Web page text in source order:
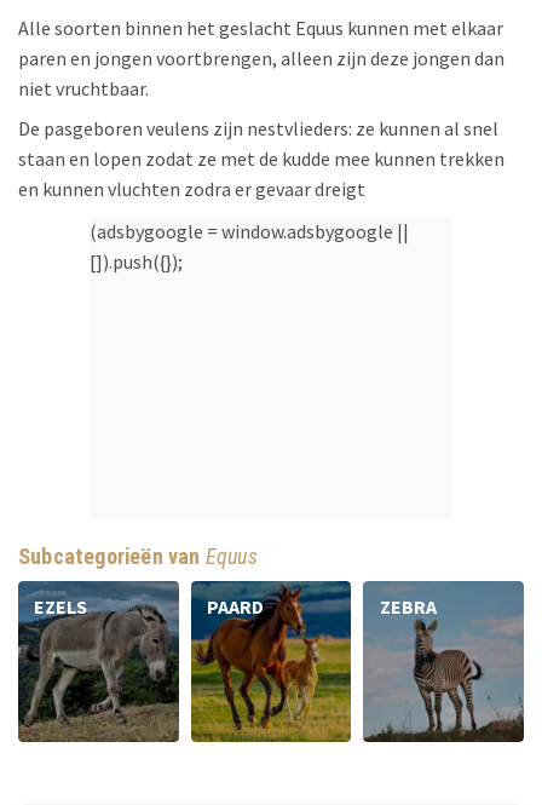
Alle soorten binnen het geslacht Equus kunnen met elkaar
paren en jongen voortbrengen, alleen zijn deze jongen dan
niet vruchtbaar.
De pasgeboren veulens zijn nestvlieders: ze kunnen al snel
staan en lopen zodat ze met de kudde mee kunnen trekken
en kunnen vluchten zodra er gevaar dreigt
(adsbygoogle = window.adsbygoogle ||
[]).push({});
Subcategorieën van Equus
EZELS PAARD ZEBRA